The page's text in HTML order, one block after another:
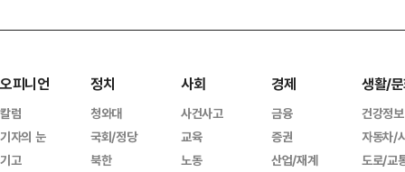
오피니언
칼럼
기자의 눈
기고
정치
청와대
국회/정당
북한
사회
사건사고
교육
노동
경제
금융
증권
산업/재계
생활/
건강정보
자동차/
도로/교